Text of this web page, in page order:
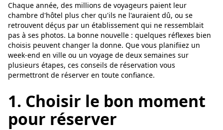
Chaque année, des millions de voyageurs paient leur
chambre d'hôtel plus cher qu'ils ne l'auraient dû, ou se
retrouvent déçus par un établissement qui ne ressemblait
pas à ses photos. La bonne nouvelle : quelques réflexes bien
choisis peuvent changer la donne. Que vous planifiiez un
week-end en ville ou un voyage de deux semaines sur
plusieurs étapes, ces conseils de réservation vous
permettront de réserver en toute confiance.
1. Choisir le bon moment
pour réserver